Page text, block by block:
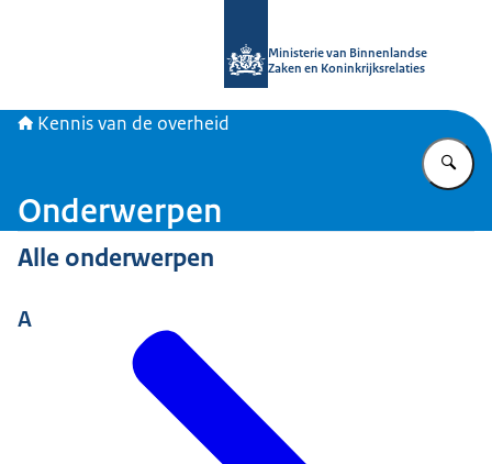
Ministerie van Binnenlandse
Zaken en Koninkrijksrelaties
Kennis van de overheid
Onderwerpen
Alle onderwerpen
A